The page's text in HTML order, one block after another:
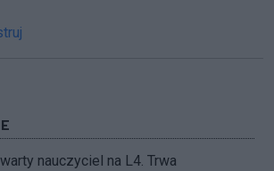
nauczyciel na L4. Trwa